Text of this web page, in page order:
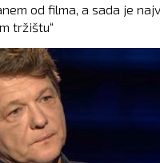
od filma, a sada je
tržištu“